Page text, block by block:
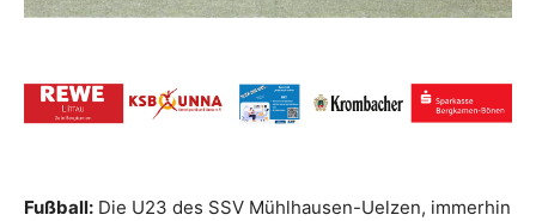
Fußball: Die U23 des SSV Mühlhausen-Uelzen, immerhin